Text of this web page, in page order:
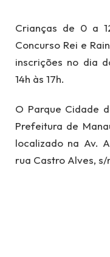
Crianças de 0 a
Concurso Rei e
inscrições no dia
14h às 17h.
O Parque Cidade
Prefeitura de
localizado na Av.
rua Castro Alves,